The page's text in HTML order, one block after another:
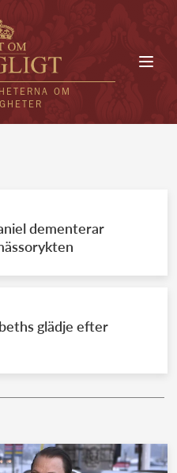
OM
kungahuset
dementerar
glädje efter